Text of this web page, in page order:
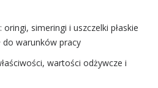
simeringi i uszczelki płaskie
warunków pracy
wartości odżywcze i